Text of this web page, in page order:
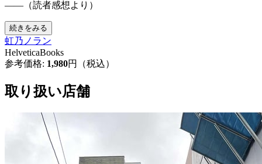
——（読者感想より）
続きをみる
虹乃ノラン
HelveticaBooks
参考価格: 1,980円（税込）
取り扱い店舗